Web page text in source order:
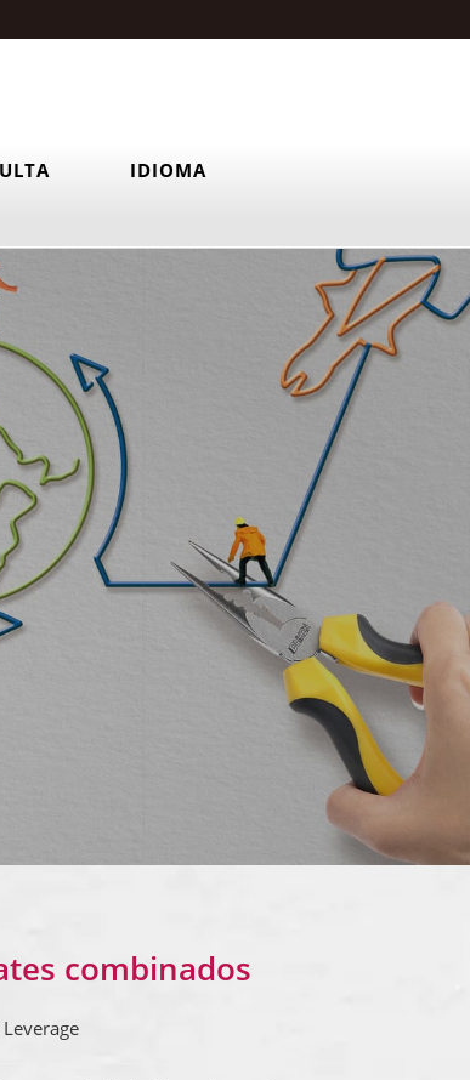
IDIOMA
combinados